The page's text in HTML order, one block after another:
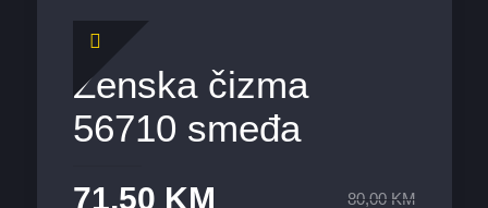
Ženska čizma
56710 smeđa
80,00 KM
71,50 KM